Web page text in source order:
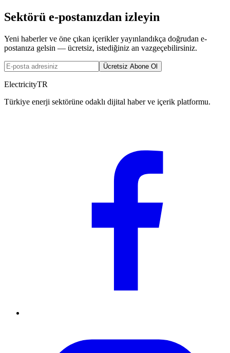
Sektörü e-postanızdan izleyin
Yeni haberler ve öne çıkan içerikler yayınlandıkça doğrudan e-
postanıza gelsin — ücretsiz, istediğiniz an vazgeçebilirsiniz.
Ücretsiz Abone Ol
ElectricityTR
Türkiye enerji sektörüne odaklı dijital haber ve içerik platformu.